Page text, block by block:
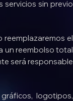
servicios sin previo
el
un reembolso total
será responsable
logotipos,